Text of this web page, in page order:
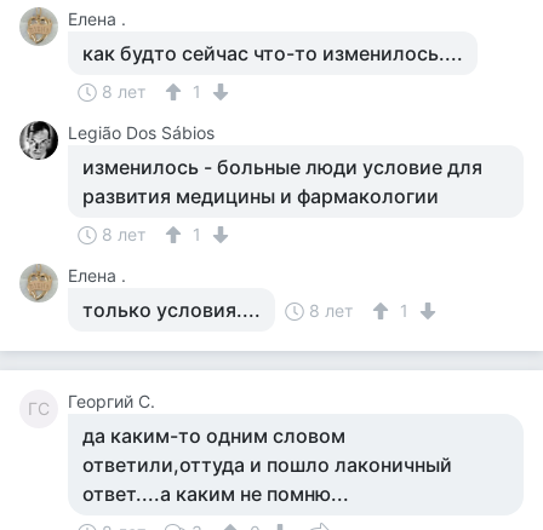
Елена .
как будто сейчас что-то изменилось....
8 лет
1
Legião Dos Sábios
изменилось - больные люди условие для
развития медицины и фармакологии
8 лет
1
Елена .
только условия.... 8 лет 1
ГС Георгий С.
да каким-то одним словом
ответили,оттуда и пошло лаконичный
ответ....а каким не помню...